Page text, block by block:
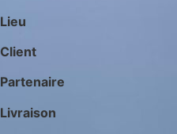
Lieu
Client
Partenaire
Livraison